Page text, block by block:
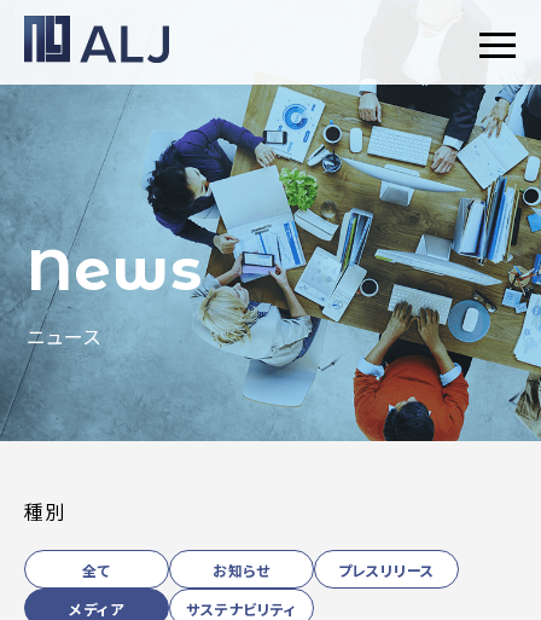
News
ニュース
種別
全て お知らせ
プレスリリース
メディア
サステナビリティ